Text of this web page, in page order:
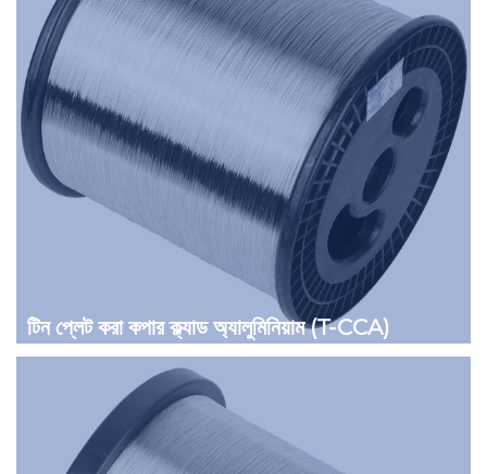
টিন প্লেট করা কপার ক্ল্যাড অ্যালুমিনিয়াম (T-CCA)